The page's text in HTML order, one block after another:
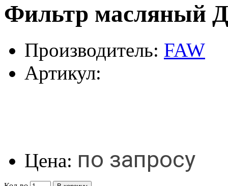
Фильтр масляный
Производитель: FAW
Артикул:
Цена: по запросу